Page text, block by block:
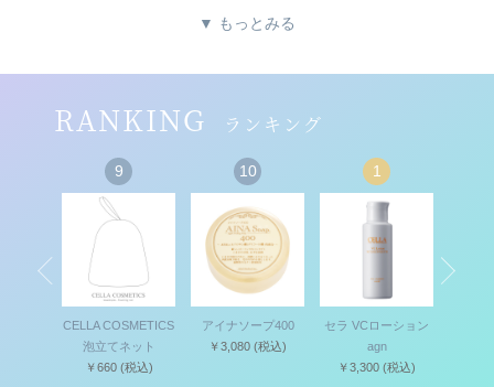
▼ もっとみる
RANKING ランキング
9
CELLA COSMETICS
泡立てネット
￥660 (税込)
10
アイナソープ400
￥3,080(税込)
1
セラ VCローション
agn
￥3,300(税込)